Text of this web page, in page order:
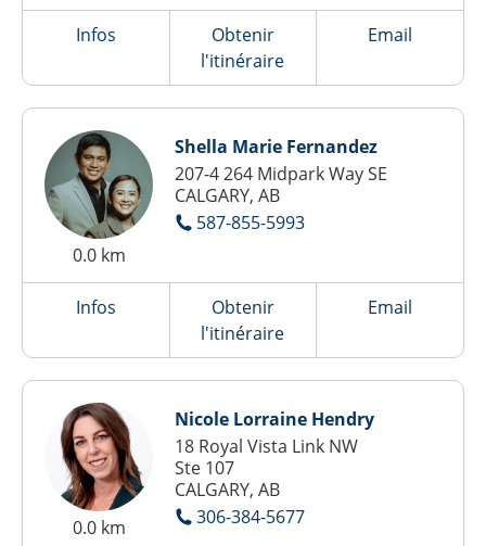
Infos
Obtenir
l'itinéraire
Email
0.0 km
Shella Marie Fernandez
207-4 264 Midpark Way SE
CALGARY, AB
587-855-5993
Infos
Obtenir
l'itinéraire
Email
0.0 km
Nicole Lorraine Hendry
18 Royal Vista Link NW
Ste 107
CALGARY, AB
306-384-5677